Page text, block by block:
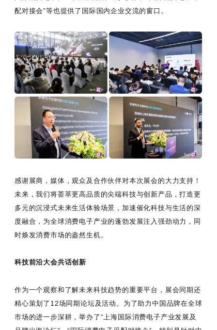
配对接会”等也提供了国际国内企业交流的窗口。
感谢展商，媒体，观众及合作伙伴对本次展会的大力支持！
未来，我们将荟萃更高品质的尖端科技与创新产品，打造更
多元的沉浸式未来生活体验场景，加速催化科技与生活的深
度融合，为全球消费电子产业的蓬勃发展注入强劲动力，同
时焕发消费市场的盎然生机。
科技前沿大会共话创新
作为一个观察和了解未来科技趋势的重要平台，展会同期还
精心策划了12场同期论坛及活动。为了助力中国品牌在全球
市场的进一步深耕，举办了“上海国际消费电子产业发展及